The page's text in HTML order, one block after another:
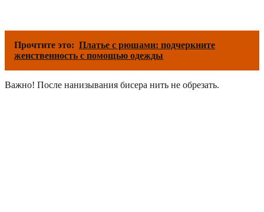
Прочтите это: Платье с рюшами: подчеркните
женственность с помощью одежды
Важно! После нанизывания бисера нить не обрезать.